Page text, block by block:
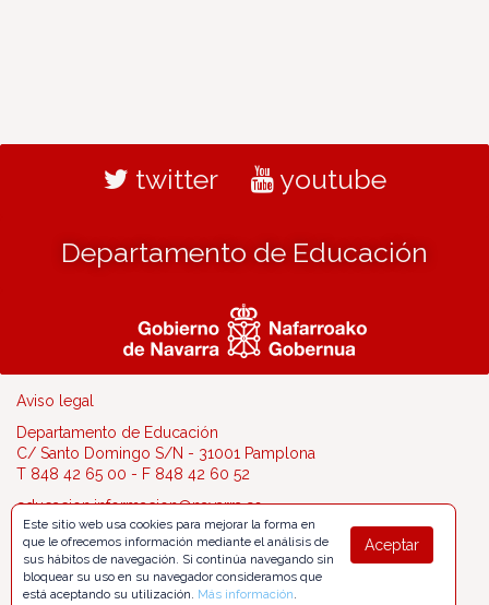
twitter youtube
Departamento de Educación
Aviso legal
Departamento de Educación
C/ Santo Domingo S/N - 31001 Pamplona
T 848 42 65 00 - F 848 42 60 52
educacion.informacion@navarra.es
Aceptar
Este sitio web usa cookies para mejorar la forma en
que le ofrecemos información mediante el análisis de
sus hábitos de navegación. Si continúa navegando sin
bloquear su uso en su navegador consideramos que
está aceptando su utilización. Más información.